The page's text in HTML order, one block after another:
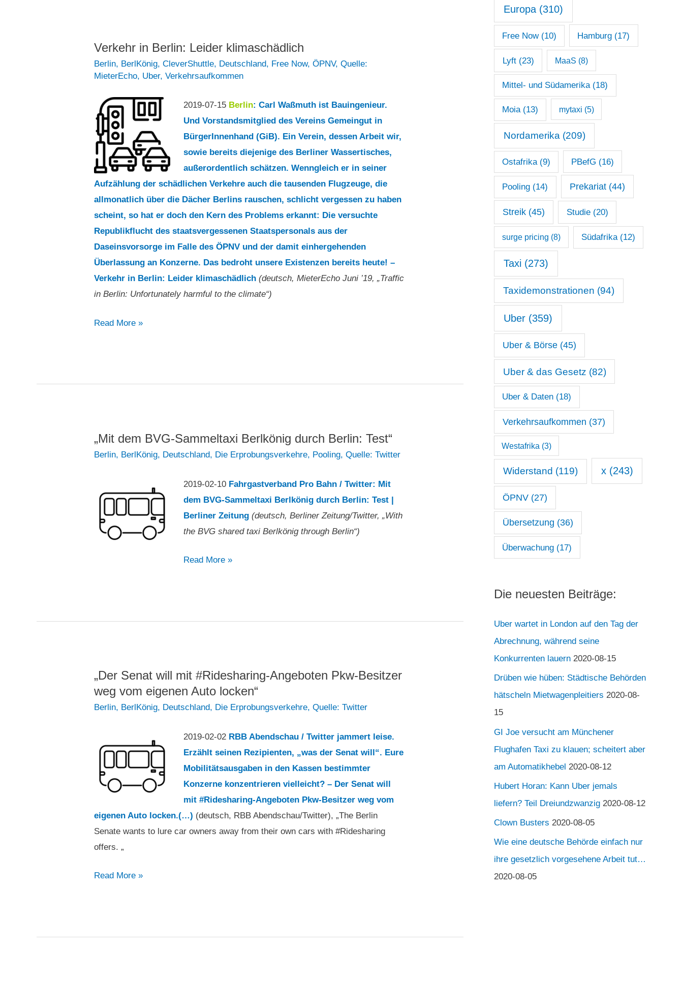
bald
davon!“(…)
Verkehr in Berlin: Leider klimaschädlich
Berlin, BerlKönig,CleverShuttle, Deutschland, Free Now,ÖPNV,Quelle:
MieterEcho, Uber,Verkehrsaufkommen
2019-07-15 Berlin: Carl Waßmuth ist Bauingenieur.
Und Vorstandsmitglied des Vereins Gemeingut in
BürgerInnenhand (GiB). Ein Verein, dessen Arbeit wir,
sowie bereits diejenige des Berliner Wassertisches,
außerordentlich schätzen. Wenngleich er in seiner
Aufzählung der schädlichen Verkehre auch die tausenden Flugzeuge, die
allmonatlich über die Dächer Berlins rauschen, schlicht vergessen zu haben
scheint, so hat er doch den Kern des Problems erkannt: Die versuchte
Republikflucht des staatsvergessenen Staatspersonals aus der
Daseinsvorsorge im Falle des ÖPNV und der damit einhergehenden
Überlassung an Konzerne. Das bedroht unsere Existenzen bereits heute! –
Verkehr in Berlin: Leider klimaschädlich (deutsch, MieterEcho Juni ’19, „Traffic
in Berlin: Unfortunately harmful to the climate“)
Verkehr
klimaschädlich
Read More »
„Mit dem BVG-Sammeltaxi Berlkönig durch Berlin: Test“
Berlin, BerlKönig, Deutschland, Die Erprobungsverkehre, Pooling,Quelle: Twitter
2019-02-10 Fahrgastverband Pro Bahn / Twitter: Mit
dem BVG-Sammeltaxi Berlkönig durch Berlin: Test |
Berliner Zeitung (deutsch, Berliner Zeitung/Twitter, „With
the BVG shared taxi Berlkönig through Berlin“)
„Mit
Berlkönig
Test“
Read More »
„Der Senat will mit #Ridesharing-Angeboten Pkw-Besitzer
weg vom eigenen Auto locken“
Berlin, BerlKönig, Deutschland, Die Erprobungsverkehre,Quelle: Twitter
2019-02-02 RBB Abendschau / Twitter jammert leise.
Erzählt seinen Rezipienten, „was der Senat will“. Eure
Mobilitätsausgaben in den Kassen bestimmter
Konzerne konzentrieren vielleicht? – Der Senat will
mit #Ridesharing-Angeboten Pkw-Besitzer weg vom
eigenen Auto locken.(…) (deutsch, RBB Abendschau/Twitter), „The Berlin
Senate wants to lure car owners away from their own cars with #Ridesharing
offers. „
„Der
#Ridesharing-
Read More »
Europa(310)
Free Now(10) Hamburg (17)
Lyft(23) MaaS (8)
Mittel- und Südamerika(18)
Moia(13) mytaxi (5)
Nordamerika (209)
Ostafrika(9) PBefG (16)
Pooling (14) Prekariat(44)
Streik (45) Studie(20)
surge pricing (8) Südafrika(12)
Taxi(273)
Taxidemonstrationen (94)
Uber (359)
Uber & Börse (45)
Uber & das Gesetz (82)
Uber & Daten (18)
Verkehrsaufkommen (37)
Westafrika (3)
Widerstand (119) x(243)
ÖPNV(27)
Übersetzung (36)
Überwachung (17)
Die neuesten Beiträge:
Uber wartet in London auf den Tag der
Abrechnung, während seine
Konkurrenten lauern 2020-08-15
Drüben wie hüben: Städtische Behörden
hätscheln Mietwagenpleitiers 2020-08-
15
GI Joe versucht am Münchener
Flughafen Taxi zu klauen; scheitert aber
am Automatikhebel 2020-08-12
Hubert Horan: Kann Uber jemals
liefern? Teil Dreiundzwanzig 2020-08-12
Clown Busters 2020-08-05
Wie eine deutsche Behörde einfach nur
ihre gesetzlich vorgesehene Arbeit tut…
2020-08-05